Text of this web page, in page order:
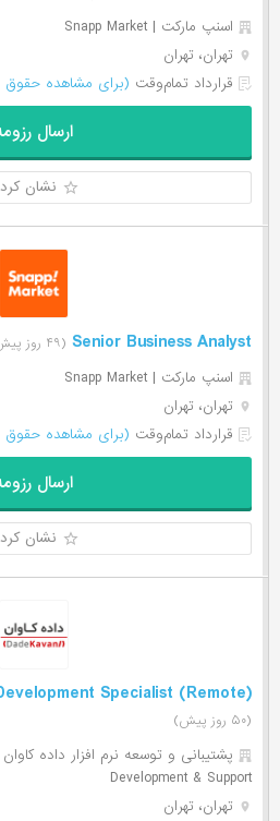
اسنپ مارکت | Snapp Market
تهران، تهران
قرارداد تمام‌وقت (برای مشاهده حقوق
ارسال
نشان
Senior Business Analyst (۴۹ روز پیش)
اسنپ مارکت | Snapp Market
تهران، تهران
قرارداد تمام‌وقت (برای مشاهده حقوق
ارسال
نشان
Specialist (Remote)
(۵۰ روز پیش)
Development & Support
تهران، تهران